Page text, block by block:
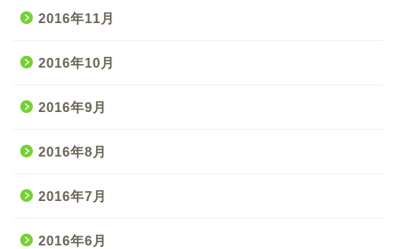
2016年11月
2016年10月
2016年9月
2016年8月
2016年7月
2016年6月